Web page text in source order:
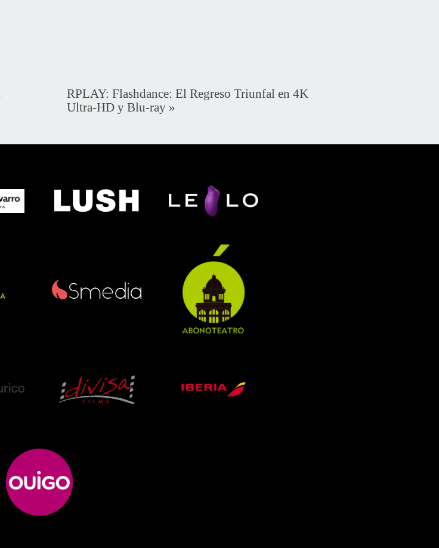
RPLAY: Flashdance: El Regreso Triunfal en 4K
Ultra-HD y Blu-ray»